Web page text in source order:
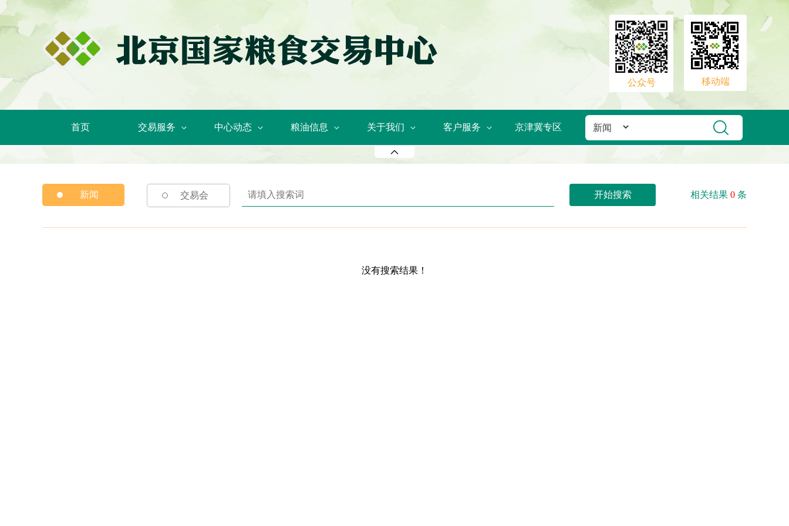
公众号 移动端
首页 交易服务 中心动态 粮油信息 关于我们 客户服务 京津冀专区
新闻 交易会 开始搜索 相关结果 0 条
没有搜索结果！